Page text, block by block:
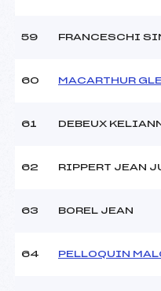
59 FRANCESCHI
60 MACARTHUR
61 DEBEUX
62 RIPPERT JEAN
63 BOREL JEAN
64 PELLOQUIN